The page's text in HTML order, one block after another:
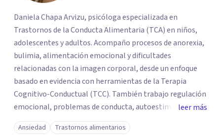
Daniela Chapa Arvizu, psicóloga especializada en
Trastornos de la Conducta Alimentaria (TCA) en niños,
adolescentes y adultos. Acompaño procesos de anorexia,
bulimia, alimentación emocional y dificultades
relacionadas con la imagen corporal, desde un enfoque
basado en evidencia con herramientas de la Terapia
Cognitivo-Conductual (TCC). También trabajo regulación
emocional, problemas de conducta, autoestima y
desarrollo de habilidades sociales y emocionales en
población infantil y juvenil. Me mantengo en constante
leer más
Ansiedad Trastornos alimentarios